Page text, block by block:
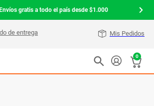
Envíos gratis a todo el país desde $1.000
Mis Pedidos
0